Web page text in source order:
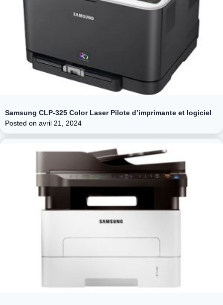
Samsung CLP-325 Color Laser Pilote d’imprimante et logiciel
Posted on avril 21, 2024